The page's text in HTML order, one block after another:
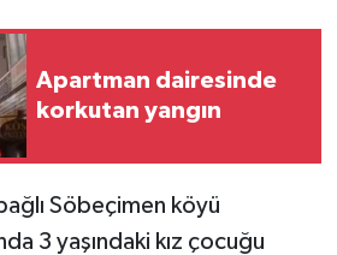
Apartman dairesinde
korkutan yangın
Söbeçimen köyü
3 yaşındaki kız çocuğu